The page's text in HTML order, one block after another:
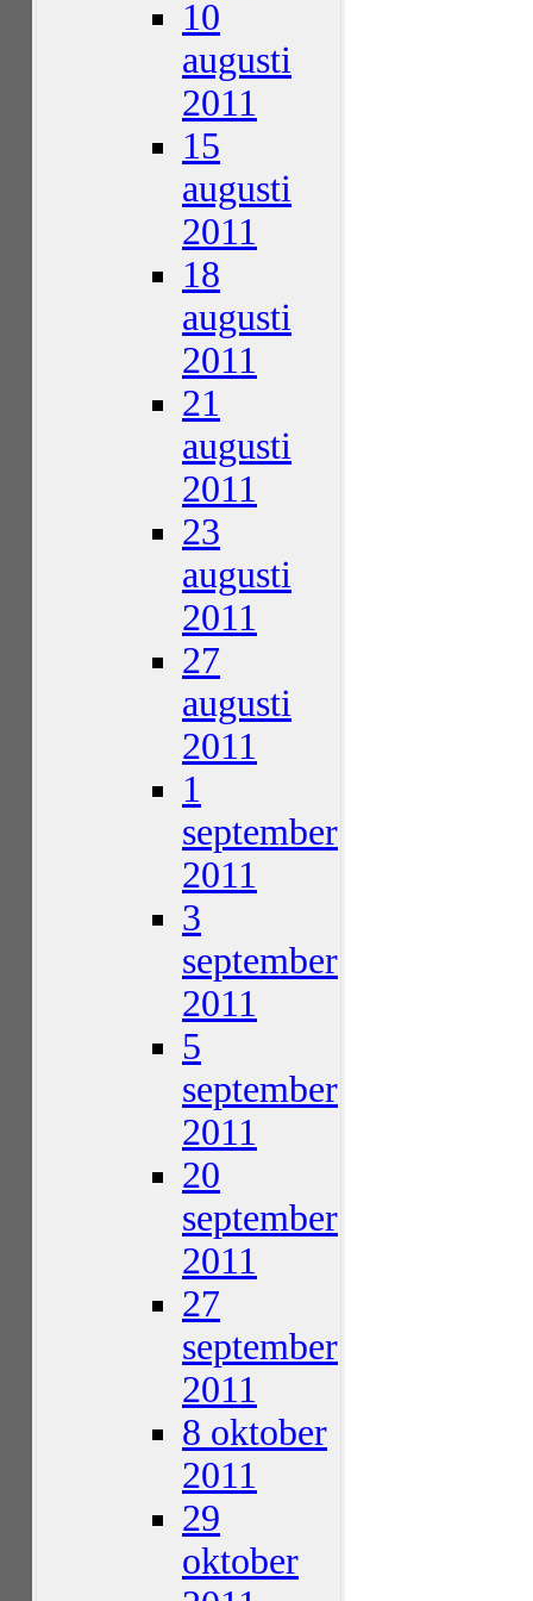
10
augusti
2011
15
augusti
2011
18
augusti
2011
21
augusti
2011
23
augusti
2011
27
augusti
2011
1
september
2011
3
september
2011
5
september
2011
20
september
2011
27
september
2011
8 oktober
2011
29
oktober